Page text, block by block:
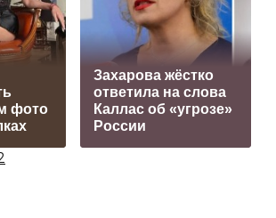
фото
Захарова жёстко
ответила на слова
Каллас об «угрозе»
России